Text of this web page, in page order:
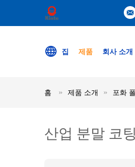
집 제품 회사 소개
홈 제품 소개 포화
산업 분말 코